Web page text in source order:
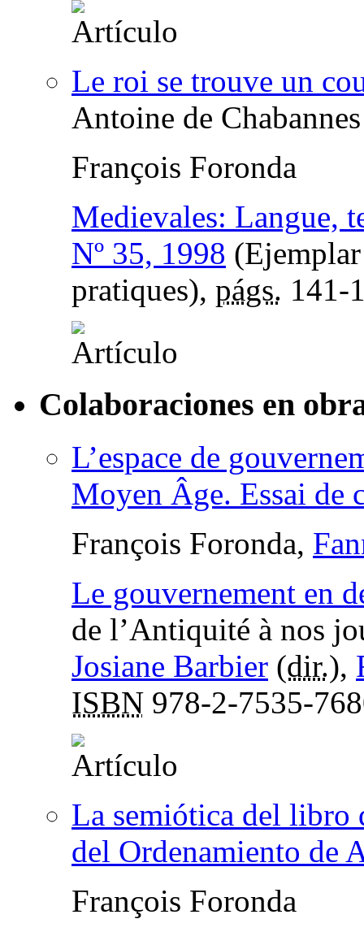
Le roi se trouve un
Antoine de Chabannes
François Foronda
Medievales: Langue,
Nº 35, 1998
pratiques), págs. 141-
Colaboraciones en
L’espace de
Moyen Âge. Essai de
François Foronda,
Le gouvernement en
de l’Antiquité à nos
Josiane Barbier (dir.),
ISBN 978-2-7535-
La semiótica del libro
del Ordenamiento de
François Foronda